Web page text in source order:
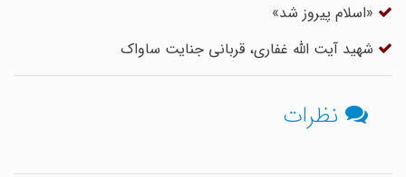
«اسلام پیروز شد»
شهید آیت الله غفاری، قربانی جنایت ساواک
نظرات